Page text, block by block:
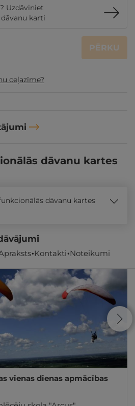
Uzdāviniet
karti
PĒRKU
ceļazīme?
Kontakti Noteikumi
dāvanu kartes
dāvanu kartes
vienas dienas apmācības